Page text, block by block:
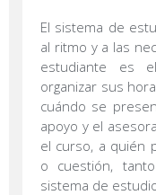
El sistema de
al ritmo y a las
estudiante es
organizar sus
cuándo se
apoyo y el
el curso, a quién
o cuestión,
sistema de